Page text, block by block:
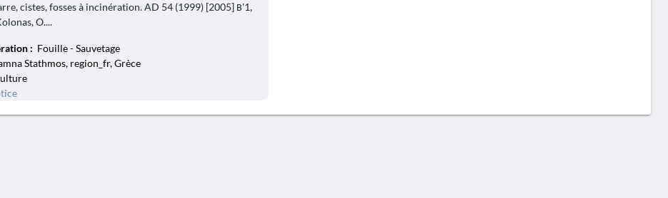
cistes, fosses à incinération. AD 54 (1999) [2005] Β'1,
O....
: Fouille - Sauvetage
Stathmos, region_fr, Grèce